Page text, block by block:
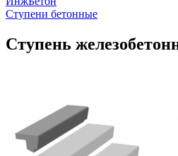
Ступени бетонные
Ступень